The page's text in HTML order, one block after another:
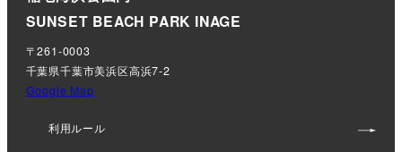
SUNSET BEACH PARK INAGE
〒261-0003
千葉県千葉市美浜区高浜7-2
Google Map
利用ルール